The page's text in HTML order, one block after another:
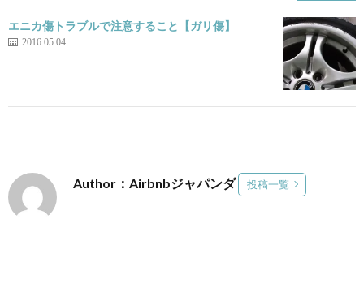
エニカ傷トラブルで注意すること【ガリ傷】
2016.05.04
Author：Airbnbジャパンダ 投稿一覧